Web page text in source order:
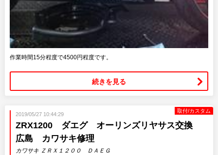
作業時間15分程度で4500円程度です。
続きを見る
取付/カスタム
2019/05/27 10:44:29
ZRX1200 ダエグ オーリンズリヤサス交換
広島 カワサキ修理
カワサキ ＺＲＸ１２００ ＤＡＥＧ